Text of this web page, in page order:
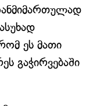
ეს მათი
გაჭირვებაში